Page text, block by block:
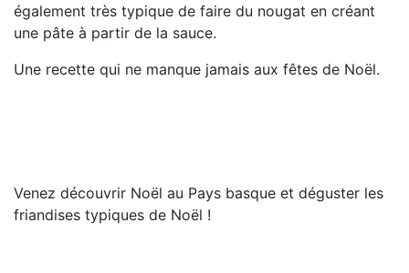
également très typique de faire du nougat en créant
une pâte à partir de la sauce.
Une recette qui ne manque jamais aux fêtes de Noël.
Venez découvrir Noël au Pays basque et déguster les
friandises typiques de Noël !